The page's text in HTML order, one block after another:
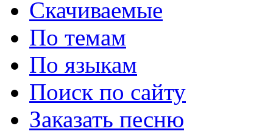
Скачиваемые
По темам
По языкам
Поиск по сайту
Заказать песню